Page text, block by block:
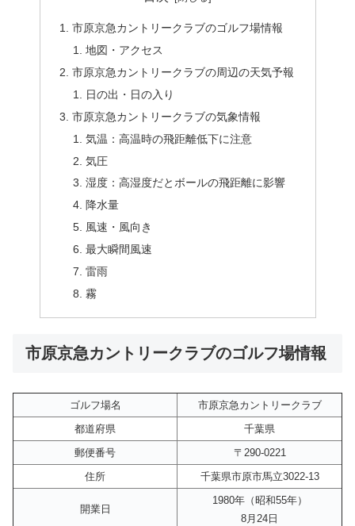
市原京急カントリークラブのゴルフ場情報
地図・アクセス
市原京急カントリークラブの周辺の天気予報
日の出・日の入り
市原京急カントリークラブの気象情報
気温：高温時の飛距離低下に注意
気圧
湿度：高湿度だとボールの飛距離に影響
降水量
風速・風向き
最大瞬間風速
雷雨
霧
市原京急カントリークラブのゴルフ場情報
ゴルフ場名
市原京急カントリークラブ
都道府県
千葉県
郵便番号
〒290-0221
住所
千葉県市原市馬立3022-13
開業日
1980年（昭和55年）
8月24日